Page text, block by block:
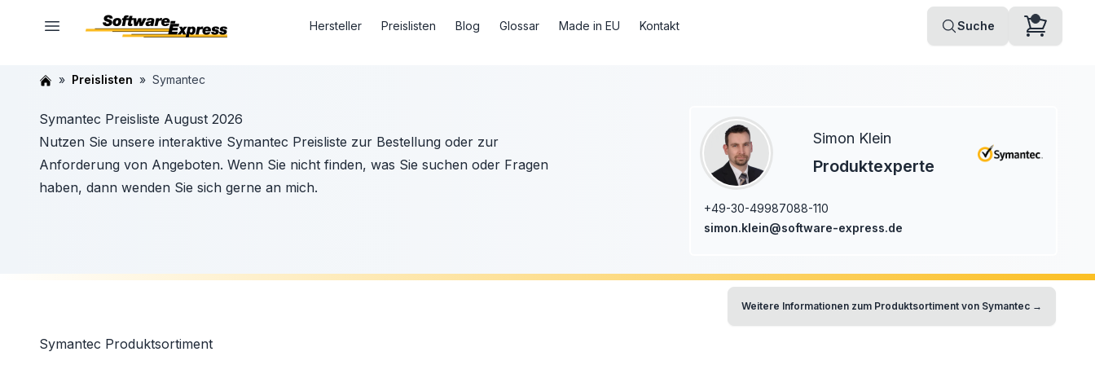
Hersteller Preislisten Blog Glossar Made in EU Kontakt Suche
Preislisten Symantec
Symantec Preisliste August 2026
Nutzen Sie unsere interaktive Symantec Preisliste zur Bestellung oder zur
Anforderung von Angeboten. Wenn Sie nicht finden, was Sie suchen oder Fragen
haben, dann wenden Sie sich gerne an mich.
Simon Klein
Produktexperte
+49-30-49987088-110
simon.klein@software-express.de
Weitere Informationen zum Produktsortiment von Symantec →
Symantec Produktsortiment